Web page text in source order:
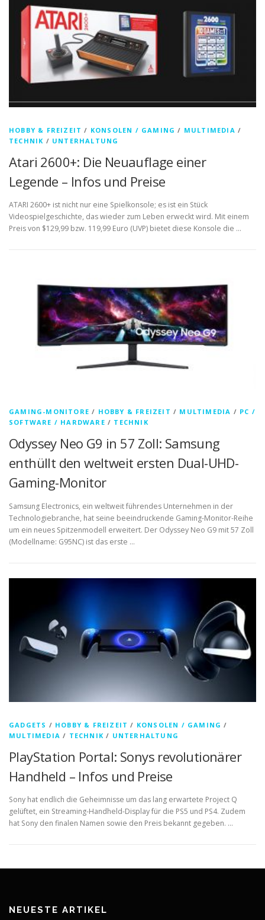
HOBBY & FREIZEIT / KONSOLEN / GAMING / MULTIMEDIA /
TECHNIK / UNTERHALTUNG
Atari 2600+: Die Neuauflage einer
Legende – Infos und Preise
ATARI 2600+ ist nicht nur eine Spielkonsole; es ist ein Stück
Videospielgeschichte, das wieder zum Leben erweckt wird. Mit einem
Preis von $129,99 bzw. 119,99 Euro (UVP) bietet diese Konsole die …
GAMING-MONITORE / HOBBY & FREIZEIT / MULTIMEDIA / PC /
SOFTWARE / HARDWARE / TECHNIK
Odyssey Neo G9 in 57 Zoll: Samsung
enthüllt den weltweit ersten Dual-UHD-
Gaming-Monitor
Samsung Electronics, ein weltweit führendes Unternehmen in der
Technologiebranche, hat seine beeindruckende Gaming-Monitor-Reihe
um ein neues Spitzenmodell erweitert. Der Odyssey Neo G9 mit 57 Zoll
(Modellname: G95NC) ist das erste …
GADGETS / HOBBY & FREIZEIT / KONSOLEN / GAMING /
MULTIMEDIA / TECHNIK / UNTERHALTUNG
PlayStation Portal: Sonys revolutionärer
Handheld – Infos und Preise
Sony hat endlich die Geheimnisse um das lang erwartete Project Q
gelüftet, ein Streaming-Handheld-Display für die PS5 und PS4. Zudem
hat Sony den finalen Namen sowie den Preis bekannt gegeben. …
NEUESTE ARTIKEL